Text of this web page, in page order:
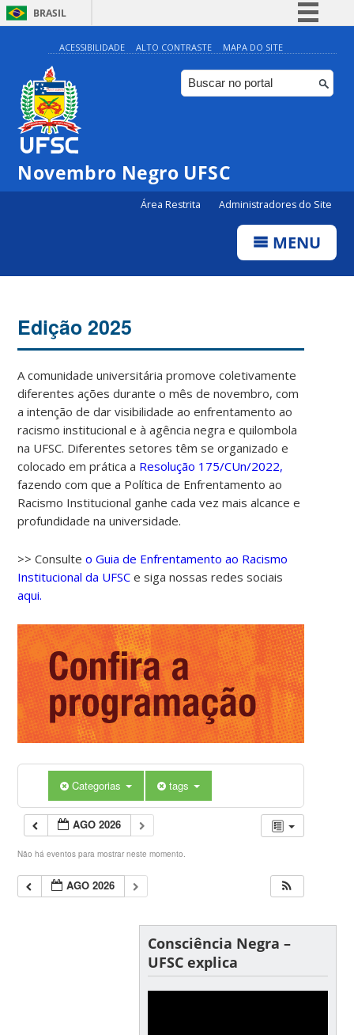
BRASIL
Simplifique!
Comunica BR
Participe
ACESSIBILIDADE ALTO CONTRASTE MAPA DO SITE
Novembro Negro UFSC
Área Restrita Administradores do Site
MENU
Edição 2025
A comunidade universitária promove coletivamente
diferentes ações durante o mês de novembro, com
a intenção de dar visibilidade ao enfrentamento ao
racismo institucional e à agência negra e quilombola
na UFSC. Diferentes setores têm se organizado e
colocado em prática a Resolução 175/CUn/2022,
fazendo com que a Política de Enfrentamento ao
Racismo Institucional ganhe cada vez mais alcance e
profundidade na universidade.
>> Consulteo Guia de Enfrentamento ao Racismo
Institucional da UFSC e siga nossas redes sociais
aqui.
Categorias tags
AGO 2026
Não há eventos para mostrar neste momento.
AGO 2026
Consciência Negra –
UFSC explica